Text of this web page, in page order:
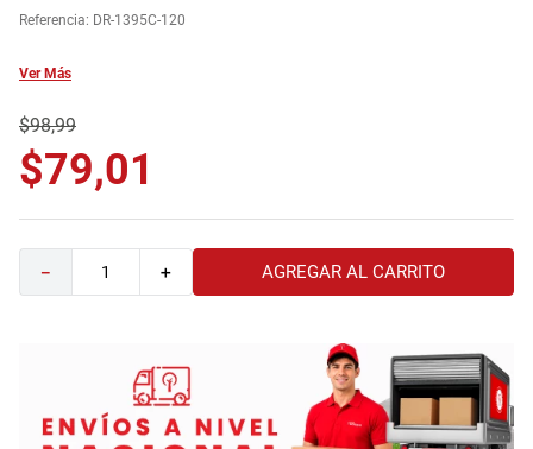
Referencia: DR-1395C-120
Ver Más
$98,99
$79,01
＋
－ AGREGAR AL CARRITO
7.
havana master
10